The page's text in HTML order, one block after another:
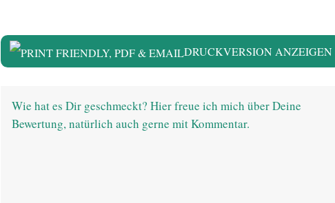
DRUCKVERSION ANZEIGEN
Wie hat es Dir geschmeckt? Hier freue ich mich über Deine
Bewertung, natürlich auch gerne mit Kommentar.